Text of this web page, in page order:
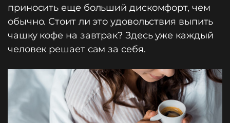
приносить еще больший дискомфорт, чем
обычно. Стоит ли это удовольствия выпить
чашку кофе на завтрак? Здесь уже каждый
человек решает сам за себя.